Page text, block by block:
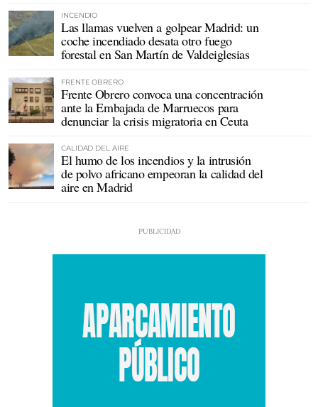
INCENDIO
Las llamas vuelven a golpear Madrid: un
coche incendiado desata otro fuego
forestal en San Martín de Valdeiglesias
FRENTE OBRERO
Frente Obrero convoca una concentración
ante la Embajada de Marruecos para
denunciar la crisis migratoria en Ceuta
CALIDAD DEL AIRE
El humo de los incendios y la intrusión
de polvo africano empeoran la calidad del
aire en Madrid